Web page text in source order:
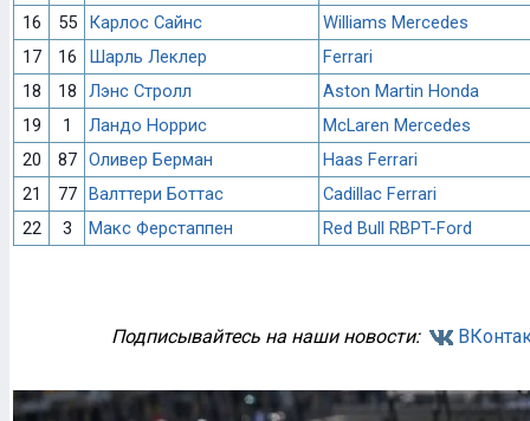
16
55 Карлос Сайнс
Williams Mercedes
17
16 Шарль Леклер
Ferrari
18
18 Лэнс Стролл
Aston Martin Honda
19
1 Ландо Норрис
McLaren Mercedes
20
87 Оливер Берман
Haas Ferrari
21
77 Валттери Боттас
Cadillac Ferrari
22
3 Макс Ферстаппен Red Bull RBPT-Ford
Подписывайтесь на наши новости: